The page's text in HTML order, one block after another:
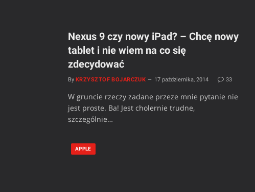
Nexus 9 czy nowy iPad? – Chcę nowy
tablet i nie wiem na co się
zdecydować
By KRZYSZTOF BOJARCZUK 17 października, 2014 33
W gruncie rzeczy zadane przeze mnie pytanie nie
jest proste. Ba! Jest cholernie trudne,
szczególnie…
APPLE